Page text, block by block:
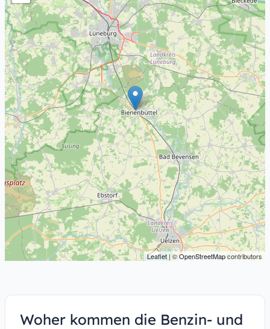
Leaflet | ©OpenStreetMapcontributors
Woher kommen die Benzin- und